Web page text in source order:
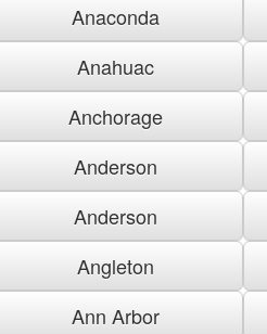
Anaconda
Anahuac
Anchorage
Anderson
Anderson
Angleton
Ann Arbor